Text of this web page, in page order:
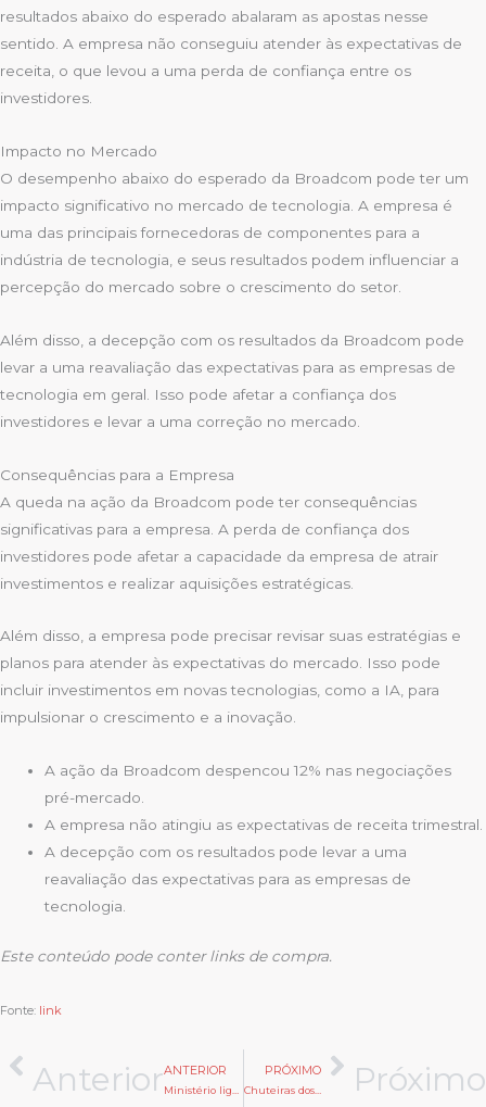
resultados abaixo do esperado abalaram as apostas nesse
sentido. A empresa não conseguiu atender às expectativas de
receita, o que levou a uma perda de confiança entre os
investidores.
Impacto no Mercado
O desempenho abaixo do esperado da Broadcom pode ter um
impacto significativo no mercado de tecnologia. A empresa é
uma das principais fornecedoras de componentes para a
indústria de tecnologia, e seus resultados podem influenciar a
percepção do mercado sobre o crescimento do setor.
Além disso, a decepção com os resultados da Broadcom pode
levar a uma reavaliação das expectativas para as empresas de
tecnologia em geral. Isso pode afetar a confiança dos
investidores e levar a uma correção no mercado.
Consequências para a Empresa
A queda na ação da Broadcom pode ter consequências
significativas para a empresa. A perda de confiança dos
investidores pode afetar a capacidade da empresa de atrair
investimentos e realizar aquisições estratégicas.
Além disso, a empresa pode precisar revisar suas estratégias e
planos para atender às expectativas do mercado. Isso pode
incluir investimentos em novas tecnologias, como a IA, para
impulsionar o crescimento e a inovação.
A ação da Broadcom despencou 12% nas negociações
pré-mercado.
A empresa não atingiu as expectativas de receita trimestral.
A decepção com os resultados pode levar a uma
reavaliação das expectativas para as empresas de
tecnologia.
Este conteúdo pode conter links de compra.
Fonte: link
AnteriorANTERIOR PRÓXIMO
Chuteiras dos jogadores da Seleção Brasileira podem custar mais de R$ 3 mil Próximo